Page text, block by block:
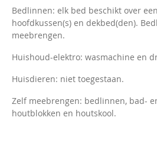
Bedlinnen: elk bed beschikt over
hoofdkussen(s) en dekbed(den).
meebrengen.
Huishoud-elektro: wasmachine en
Huisdieren: niet toegestaan.
Zelf meebrengen: bedlinnen, bad-
houtblokken en houtskool.